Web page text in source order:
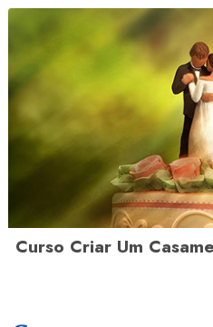
Curso Criar Um